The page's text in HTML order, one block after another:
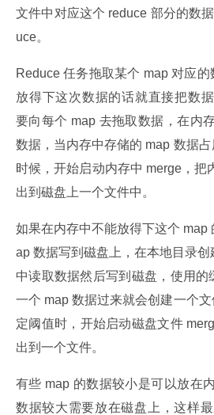
文件中对应这个 reduce 部分的数
uce。
Reduce 任务拖取某个 map 对应
放得下这次数据的话就直接把数
要向每个 map 去拖取数据，在内
数据，当内存中存储的 map 数据
时候，开始启动内存中 merge，把
出到磁盘上一个文件中。
如果在内存中不能放得下这个 map
ap 数据写到磁盘上，在本地目录
中读取数据然后写到磁盘，使用
一个 map 数据过来就会创建一个
定阈值时，开始启动磁盘文件
出到一个文件。
有些 map 的数据较小是可以放在
数据较大需要放在磁盘上，这样